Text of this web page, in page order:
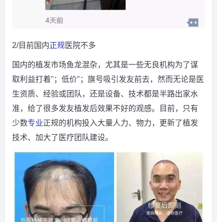
2/目前国内正规医院不多
国内的植发市场鱼龙混杂，尤其是一些无良机构为了谋
取利益打着"；低价"；旗号吸引发友前去，然而无论是医
生资质、经验或团队，还是设备、技术都是半路出家水
准，给了很多发友植发后效果不好的观感。目前，只有
少数专业正规的机构投入大量人力、物力，更新了植发
技术、加大了医疗团队建设。